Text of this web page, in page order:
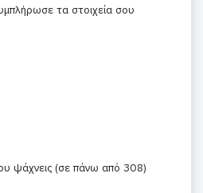
τα στοιχεία σου
ψάχνεις (σε πάνω από 308)